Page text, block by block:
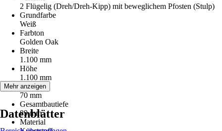
2 Flügelig (Dreh/Dreh-Kipp) mit beweglichem Pfosten (Stulp)
Grundfarbe
Weiß
Farbton
Golden Oak
Breite
1.100 mm
Höhe
1.100 mm
Bautiefe
70 mm
Gesamtbautiefe
89 mm
Material
Mehr anzeigen
Datenblätter